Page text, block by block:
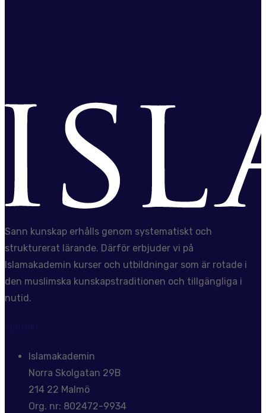
Sann kunskap erhålls genom systematiskt och
strukturerat lärande. Därför erbjuder vi på
Islamakademin kurser och utbildningar som är rotade i
den muslimska kunskapstraditionen och tillgängliga i
nutid.
Islamakademin
Norra Skolgatan 29B
214 22 Malmö
Org. nr: 802472-9934